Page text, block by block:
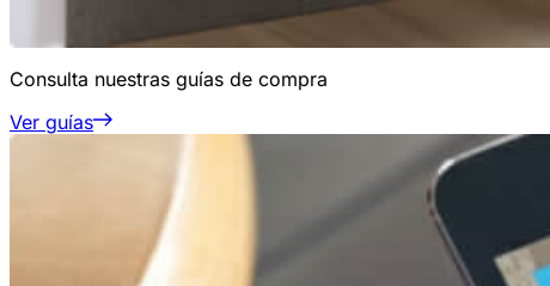
Consulta nuestras guías de compra
Ver guías